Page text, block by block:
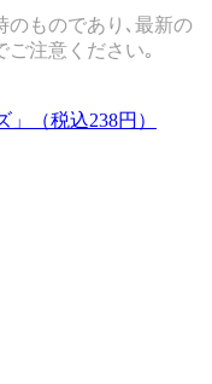
ものであり､最新の
注意ください｡
（税込238円）